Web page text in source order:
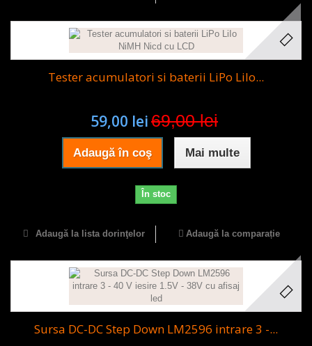
Tester acumulatori si baterii LiPo LiIo...
59,00 lei69,00 lei
Adaugă în coş Mai multe
În stoc
Adaugă la lista dorinţelor Adaugă la comparație
Sursa DC-DC Step Down LM2596 intrare 3 -...